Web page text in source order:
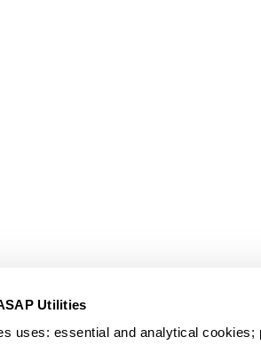
Utilities
uses: essential and analytical